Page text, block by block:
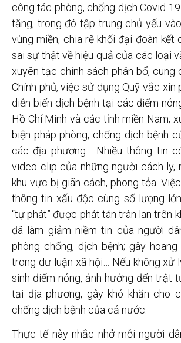
công tác phòng, chống dịch Covid-
tăng, trong đó tập trung chủ yếu
vùng miền, chia rẽ khối đại đoàn kết
sai sự thật về hiệu quả của các loại
xuyên tạc chính sách phân bổ, cung
Chính phủ, việc sử dụng Quỹ vắc xin
diễn biến dịch bệnh tại các điểm
Hồ Chí Minh và các tỉnh miền Nam;
biện pháp phòng, chống dịch bệnh
các địa phương… Nhiều thông tin
video clip của những người cách ly,
khu vực bị giãn cách, phong tỏa.
thông tin xấu độc cùng số lượng
“tự phát” được phát tán tràn lan trên
đã làm giảm niềm tin của người
phòng chống, dịch bệnh; gây
trong dư luận xã hội… Nếu không xử
sinh điểm nóng, ảnh hưởng đến trật
tại địa phương, gây khó khăn cho
chống dịch bệnh của cả nước.
Thực tế này nhắc nhở mỗi người